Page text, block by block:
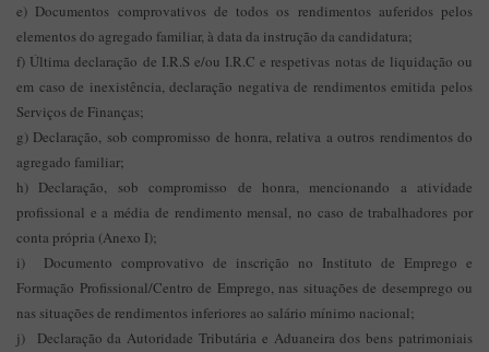
e) Documentos comprovativos de todos os rendimentos auferidos pelos
elementos do agregado familiar, à data da instrução da candidatura;
f) Última declaração de I.R.S e/ou I.R.C e respetivas notas de liquidação ou
em caso de inexistência, declaração negativa de rendimentos emitida pelos
Serviços de Finanças;
g) Declaração, sob compromisso de honra, relativa a outros rendimentos do
agregado familiar;
h) Declaração, sob compromisso de honra, mencionando a atividade
profissional e a média de rendimento mensal, no caso de trabalhadores por
conta própria (Anexo I);
i) Documento comprovativo de inscrição no Instituto de Emprego e
Formação Profissional/Centro de Emprego, nas situações de desemprego ou
nas situações de rendimentos inferiores ao salário mínimo nacional;
j) Declaração da Autoridade Tributária e Aduaneira dos bens patrimoniais